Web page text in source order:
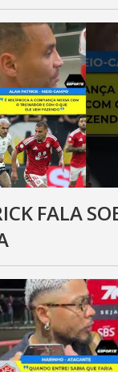
FALA